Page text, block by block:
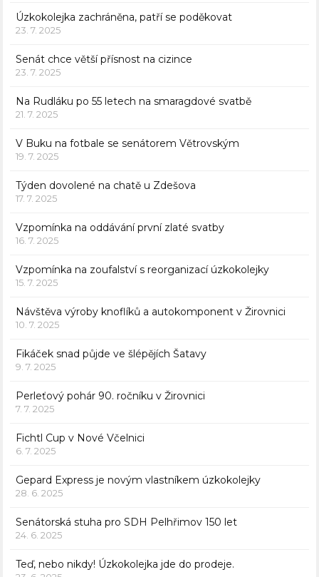
Úzkokolejka zachráněna, patří se poděkovat
23. 7. 2025
Senát chce větší přísnost na cizince
23. 7. 2025
Na Rudláku po 55 letech na smaragdové svatbě
21. 7. 2025
V Buku na fotbale se senátorem Větrovským
19. 7. 2025
Týden dovolené na chatě u Zdešova
17. 7. 2025
Vzpomínka na oddávání první zlaté svatby
16. 7. 2025
Vzpomínka na zoufalství s reorganizací úzkokolejky
15. 7. 2025
Návštěva výroby knoflíků a autokomponent v Žirovnici
10. 7. 2025
Fikáček snad půjde ve šlépějích Šatavy
9. 7. 2025
Perleťový pohár 90. ročníku v Žirovnici
7. 7. 2025
Fichtl Cup v Nové Včelnici
6. 7. 2025
Gepard Express je novým vlastníkem úzkokolejky
28. 6. 2025
Senátorská stuha pro SDH Pelhřimov 150 let
24. 6. 2025
Teď, nebo nikdy! Úzkokolejka jde do prodeje.